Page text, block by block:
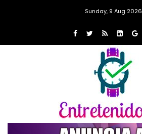
Sunday, 9 Aug 2026